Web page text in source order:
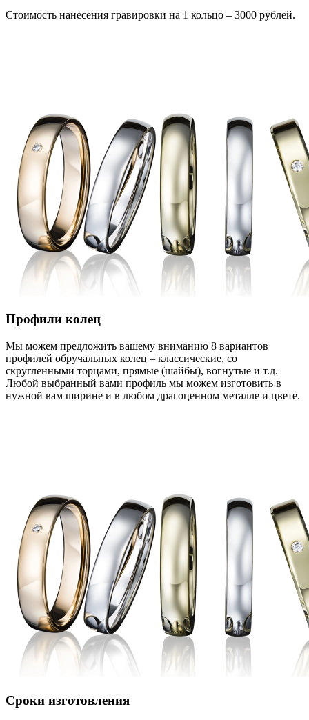
Стоимость нанесения гравировки на 1 кольцо – 3000 рублей.
Профили колец
Мы можем предложить вашему вниманию 8 вариантов
профилей обручальных колец – классические, со
скругленными торцами, прямые (шайбы), вогнутые и т.д.
Любой выбранный вами профиль мы можем изготовить в
нужной вам ширине и в любом драгоценном металле и цвете.
Сроки изготовления